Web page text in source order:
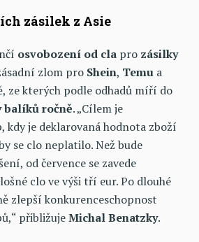
zásilek z Asie
osvobození od cla pro zásilky
zlom pro Shein, Temu a
ze kterých podle odhadů míří do
balíků ročně. „Cílem je
je deklarovaná hodnota zboží
se clo neplatilo. Než bude
od července se zavede
clo ve výši tří eur. Po dlouhé
zlepší konkurenceschopnost
přibližujeMichalBenatzky.